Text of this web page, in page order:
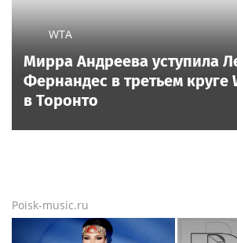
WTA
Мирра Андреева уступила
Фернандес в третьем круге
в Торонто
Poisk-music.ru